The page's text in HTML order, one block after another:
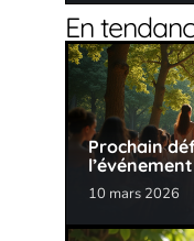
En
Prochain
10 mars 2026